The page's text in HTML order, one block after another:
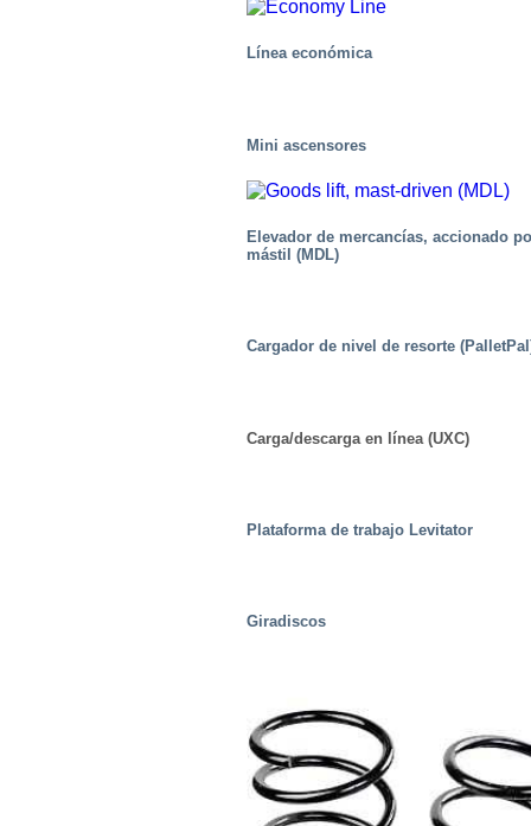
Línea económica
Mini ascensores
Elevador de mercancías, accionado
mástil (MDL)
Cargador de nivel de resorte
Carga/descarga en línea (UXC)
Plataforma de trabajo Levitator
Giradiscos